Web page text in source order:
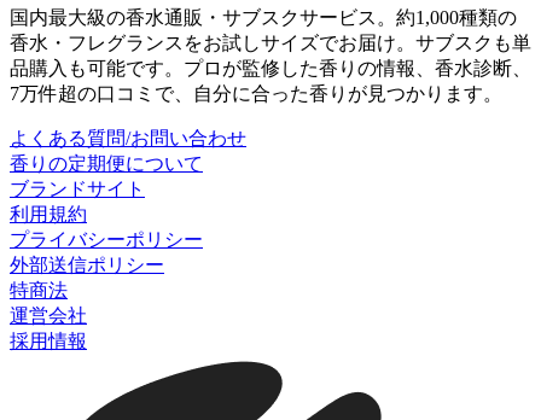
国内最大級の香水通販・サブスクサービス。約1,000種類の
香水・フレグランスをお試しサイズでお届け。サブスクも単
品購入も可能です。プロが監修した香りの情報、香水診断、
7万件超の口コミで、自分に合った香りが見つかります。
よくある質問/お問い合わせ
香りの定期便について
ブランドサイト
利用規約
プライバシーポリシー
外部送信ポリシー
特商法
運営会社
採用情報